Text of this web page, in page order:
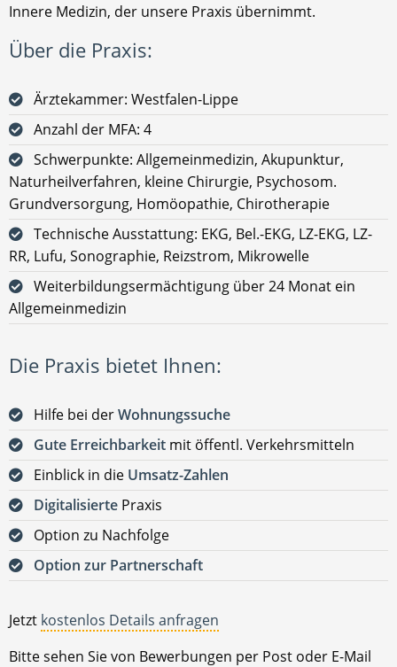
Innere Medizin, der unsere Praxis übernimmt.
Über die Praxis:
Ärztekammer: Westfalen-Lippe
Anzahl der MFA: 4
Schwerpunkte: Allgemeinmedizin, Akupunktur,
Naturheilverfahren, kleine Chirurgie, Psychosom.
Grundversorgung, Homöopathie, Chirotherapie
Technische Ausstattung: EKG, Bel.-EKG, LZ-EKG, LZ-
RR, Lufu, Sonographie, Reizstrom, Mikrowelle
Weiterbildungsermächtigung über 24 Monat ein
Allgemeinmedizin
Die Praxis bietet Ihnen:
Hilfe bei derWohnungssuche
Gute Erreichbarkeit mit öffentl. Verkehrsmitteln
Einblick in die Umsatz-Zahlen
Digitalisierte Praxis
Option zu Nachfolge
Option zur Partnerschaft
Jetzt kostenlos Details anfragen
Bitte sehen Sie von Bewerbungen per Post oder E-Mail